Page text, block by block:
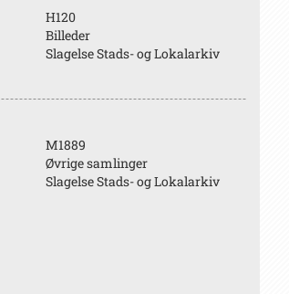
H120
Billeder
Slagelse Stads- og Lokalarkiv
M1889
Øvrige samlinger
Slagelse Stads- og Lokalarkiv